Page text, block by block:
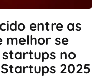
entre as
melhor se
no
2025